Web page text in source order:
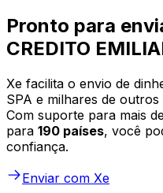
Pronto para
CREDITO
Xe facilita o envio de
SPA e milhares de
Com suporte para mais
para 190 países, você
confiança.
Enviar com Xe